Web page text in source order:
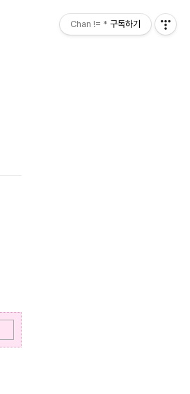
Chan != * 구독하기